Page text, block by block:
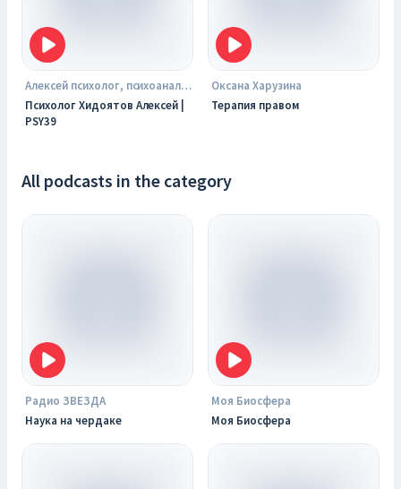
Алексей психолог, психоаналитик, сексолог
Психолог Хидоятов Алексей |
PSY39
Оксана Харузина
Терапия правом
All podcasts in the category
Радио ЗВЕЗДА
Наука на чердаке
Моя Биосфера
Моя Биосфера